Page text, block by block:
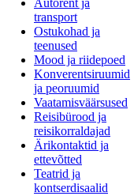
Autorent ja
transport
Ostukohad ja
teenused
Mood ja riidepoed
Konverentsiruumid
ja peoruumid
Vaatamisväärsused
Reisibürood ja
reisikorraldajad
Ärikontaktid ja
ettevõtted
Teatrid ja
kontserdisaalid